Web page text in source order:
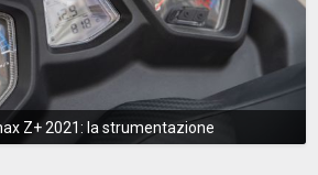
Z+ 2021: la strumentazione